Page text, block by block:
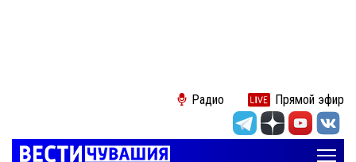
Радио Прямой эфир